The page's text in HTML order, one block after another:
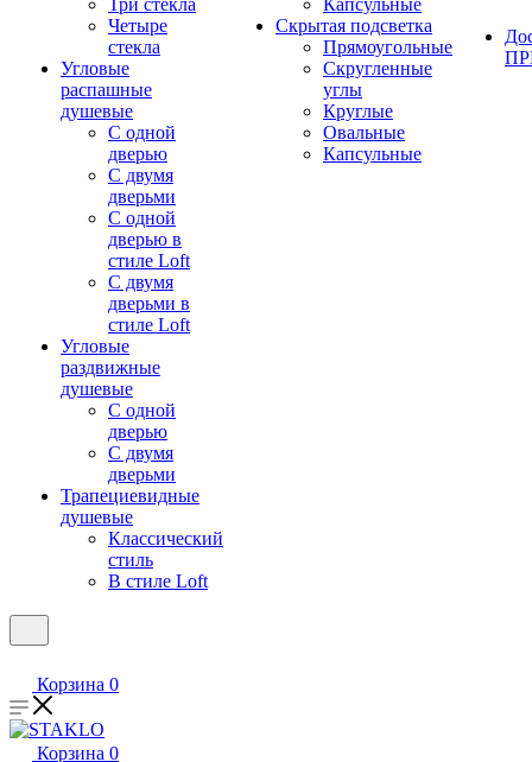
Три стекла
Четыре
стекла
Угловые
распашные
душевые
С одной
дверью
С двумя
дверьми
С одной
дверью в
стиле Loft
С двумя
дверьми в
стиле Loft
Угловые
раздвижные
душевые
С одной
дверью
С двумя
дверьми
Трапециевидные
душевые
Классический
стиль
В стиле Loft
Капсульные
Скрытая подсветка
Прямоугольные
Скругленные
углы
Круглые
Овальные
Капсульные
Корзина 0
Корзина 0